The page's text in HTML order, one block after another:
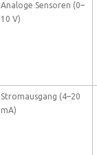
Analoge Sensoren (0–
10 V)
Stromausgang (4–20
mA)